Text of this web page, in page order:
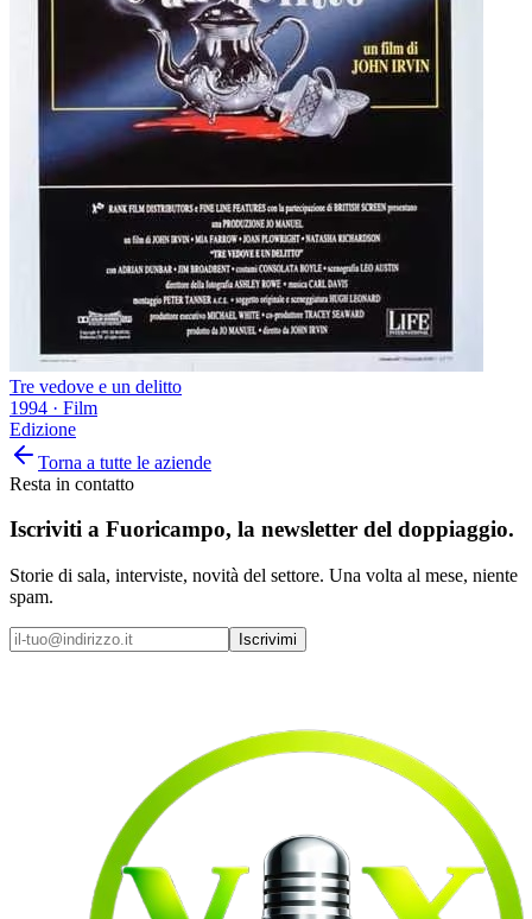
Tre vedove e un delitto
1994 · Film
Edizione
Torna a tutte le aziende
Resta in contatto
Iscriviti a Fuoricampo, la newsletter del doppiaggio.
Storie di sala, interviste, novità del settore. Una volta al mese, niente
spam.
Iscrivimi